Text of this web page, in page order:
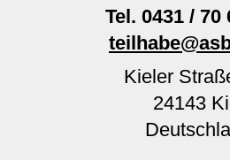
Tel. 0431 / 70
Kieler
24143